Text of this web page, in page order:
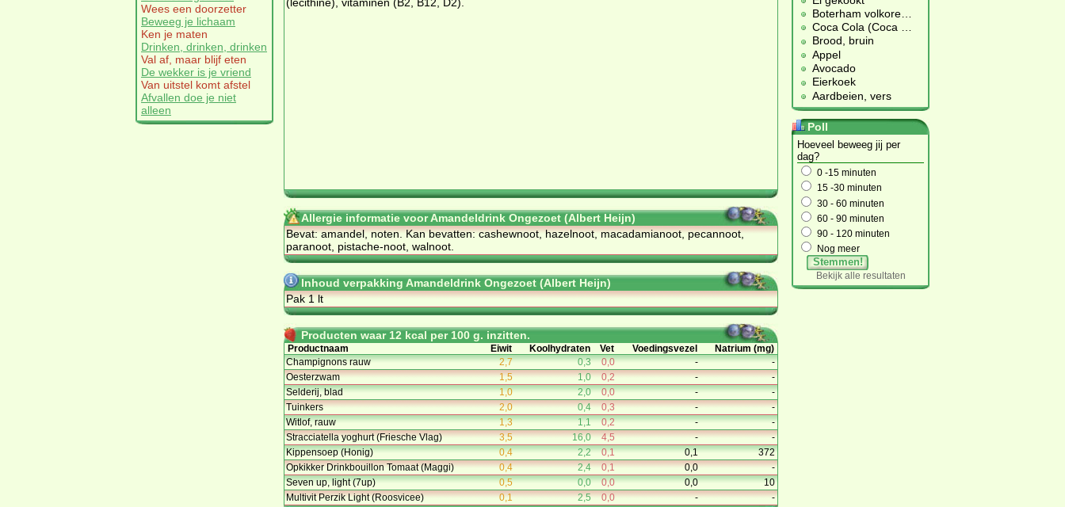
Wees een doorzetter
Beweeg je lichaam
Ken je maten
Drinken, drinken, drinken
Val af, maar blijf eten
De wekker is je vriend
Van uitstel komt afstel
Afvallen doe je niet
alleen
Allergie informatie voor Amandeldrink Ongezoet (Albert Heijn)
Bevat: amandel, noten. Kan bevatten: cashewnoot, hazelnoot, macadamianoot, pecannoot,
paranoot, pistache-noot, walnoot.
Inhoud verpakking Amandeldrink Ongezoet (Albert Heijn)
Pak 1 lt
Producten waar 12 kcal per 100 g. inzitten.
Productnaam Eiwit Koolhydraten Vet Voedingsvezel
Natrium (mg)
Champignons rauw
2,7 0,3 0,0 -
-
Oesterzwam
1,5 1,0 0,2 -
-
Selderij, blad
1,0 2,0 0,0 -
-
Tuinkers
2,0 0,4 0,3 -
-
Witlof, rauw
1,3 1,1 0,2 -
-
Stracciatella yoghurt (Friesche Vlag)
3,5 16,0 4,5 -
-
Kippensoep (Honig)
0,4 2,2 0,1 0,1
372
Opkikker Drinkbouillon Tomaat (Maggi)
0,4 2,4 0,1 0,0
-
Seven up, light (7up)
0,5 0,0 0,0 0,0
10
Multivit Perzik Light (Roosvicee)
0,1 2,5 0,0 - -
Boterham volkore
Coca Cola (Coca
Brood, bruin
Appel
Avocado
Eierkoek
Aardbeien, vers
Poll
Hoeveel beweeg jij per
dag?
0 -15 minuten
15 -30 minuten
30 - 60 minuten
60 - 90 minuten
90 - 120 minuten
Nog meer
Stemmen!
Bekijk alle resultaten